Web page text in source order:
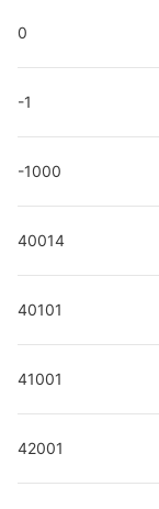
0
-1
-1000
40014
40101
41001
42001